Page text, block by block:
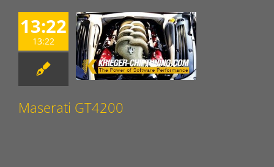
13:22
13:22
Maserati GT4200